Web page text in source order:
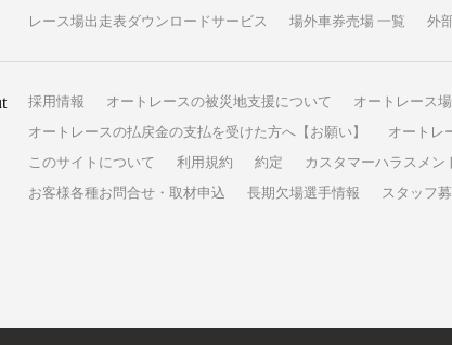
レース場出走表ダウンロードサービス
場外車券売場 一覧 外
採用情報 オートレースの被災地支援について
オートレース
オートレースの払戻金の支払を受けた方へ【お願い】
オートレ
このサイトについて
利用規約 約定 カスタマーハラスメン
お客様各種お問合せ・取材申込
長期欠場選手情報 スタッフ